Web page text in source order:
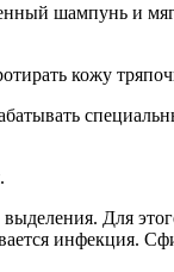
шампунь и
кожу
Для
инфекция.